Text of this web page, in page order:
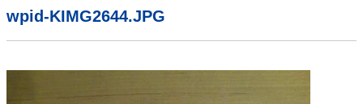
wpid-KIMG2644.JPG